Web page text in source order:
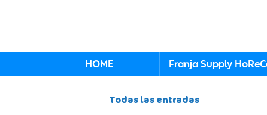
HOME Franja Supply
Todas las entradas